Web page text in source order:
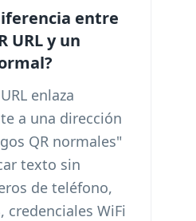
entre
URL y un
enlaza
a una dirección
QR normales"
texto sin
de teléfono,
credenciales WiFi